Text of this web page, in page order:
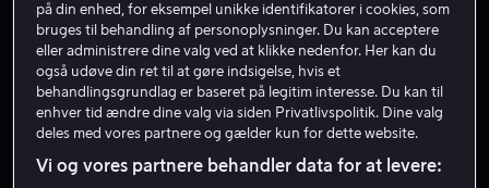
Max Records
Skuespiller
på din enhed, for eksempel unikke identifikatorer i cookies, som
bruges til behandling af personoplysninger. Du kan acceptere
eller administrere dine valg ved at klikke nedenfor. Her kan du
også udøve din ret til at gøre indsigelse, hvis et
behandlingsgrundlag er baseret på legitim interesse. Du kan til
enhver tid ændre dine valg via siden Privatlivspolitik. Dine valg
deles med vores partnere og gælder kun for dette website.
Vi og vores partnere behandler data for at levere: